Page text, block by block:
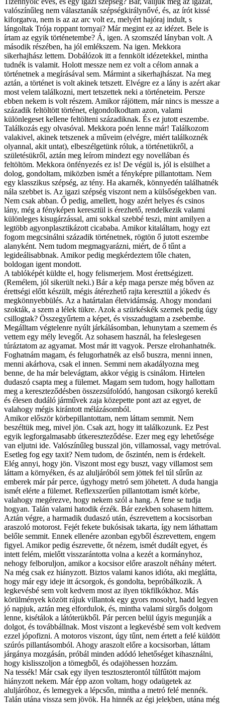
valószínűleg nem választanák szépségkirálynővé, és, az írót kissé
kiforgatva, nem is az az arc volt ez, melyért hajóraj indult, s
lángoltak Trója roppant tornyai? Már megint ez az idézet. Bele is
írtam az egyik történetembe? Á, igen. A szomszéd lányban volt. A
második részében, ha jól emlékszem. Na igen. Mekkora
sikerhajhász lettem. Dobálózok itt a fennkölt idézetekkel, mintha
tudnék is valamit. Holott messze nem ez volt a célom annak a
történetnek a megírásával sem. Mármint a sikerhajhászat. Na meg
aztán, a történet is volt akinek tetszett. Elvégre ez a lány is azért akar
most velem találkozni, mert tetszettek neki a történeteim. Persze
ebben nekem is volt részem. Amikor rájöttem, már nincs is messze a
századik feltöltött történet, elgondolkodtam azon, valami
különlegeset kellene feltölteni századiknak. És ez jutott eszembe.
Találkozás egy olvasóval. Mekkora poén lenne már! Találkozom
valakivel, akinek tetszenek a műveim (elvégre, miért találkoznék
olyannal, akit untat), elbeszélgetünk róluk, a történetükről, a
születésükről, aztán meg leírom mindezt egy novellában és
feltöltöm. Mekkora önfényezés ez is! De végül is, jól is elsülhet a
dolog, gondoltam, miközben ismét a fényképre pillantottam. Nem
egy klasszikus szépség, az tény. Ha akarnék, könnyedén találhatnék
nála szebbet is. Az igazi szépség viszont nem a külsőségekben van.
Nem csak abban. Ő pedig, amellett, hogy azért helyes és csinos
lány, még a fényképen keresztül is érezhető, rendelkezik valami
különleges kisugárzással, ami sokkal szebbé teszi, mint amilyen a
legtöbb agyonplasztikázott cicababa. Amikor kitaláltam, hogy ezt
fogom megcsinálni századik történetnek, rögtön ő jutott eszembe
alanyként. Nem tudom megmagyarázni, miért, de ő tűnt a
legideálisabbnak. Amikor pedig megkérdeztem tőle chaten,
boldogan igent mondott.
A tablóképét küldte el, hogy felismerjem. Most érettségizett.
(Remélem, jól sikerült neki.) Bár a kép maga persze még bőven az
érettségi előtt készült, mégis átérezhető rajta keresztül a jókedv és
megkönnyebbülés. Az a határtalan életvidámság. Ahogy mondani
szokták, a szem a lélek tükre. Azok a szürkéskék szemek pedig úgy
csillogtak? Összegyűrtem a képet, és visszadugtam a zsebembe.
Megálltam végtelenre nyúlt járkálásomban, lehunytam a szemem és
vettem egy mély levegőt. Az sohasem használ, ha feleslegesen
túráztatom az agyamat. Most már itt vagyok. Persze elrohanhatnék.
Foghatnám magam, és felugorhatnék az első buszra, menni innen,
menni akárhova, csak el innen. Semmi nem akadályozna meg
benne, de ha már belevágtam, akkor végig is csinálom. Hirtelen
dudaszó csapta meg a fülemet. Magam sem tudom, hogy hallottam
meg a kereszteződésben összezsúfolódó, hangosan csikorgó kerekű
és élesen dudáló járművek zaja közepette pont azt az egyet, de
valahogy mégis kirántott mélázásomból.
Amikor először körbepillantottam, nem láttam semmit. Nem
beszéltük meg, mivel jön. Csak azt, hogy itt találkozunk. Ez Pest
egyik legforgalmasabb útkereszteződése. Ezer meg egy lehetősége
van eljutni ide. Valószínűleg busszal jön, villamossal, vagy metróval.
Esetleg fog egy taxit? Nem tudom, de őszintén, nem is érdekelt.
Elég annyi, hogy jön. Viszont most egy buszt, vagy villamost sem
láttam a környéken, és az aluljáróból sem jöttek fel túl sűrűn az
emberek már pár perce, úgyhogy metró sem jöhetett. A duda hangja
ismét elérte a fülemet. Reflexszerűen pillantottam ismét körbe,
valahogy megérezve, hogy nekem szól a hang. A fene se tudja
hogyan. Talán valami hatodik érzék. Bár ezekben sohasem hittem.
Aztán végre, a harmadik dudaszó után, észrevettem a kocsisorban
araszoló motorost. Fejét fekete bukósisak takarta, így nem láthattam
belőle semmit. Ennek ellenére azonban egyből észrevettem, engem
figyel. Amikor pedig észrevette, őt nézem, ismét dudált egyet, és
intett felém, mielőtt visszarántotta volna a kezét a kormányhoz,
nehogy felboruljon, amikor a kocsisor előre araszolt néhány métert.
Na még csak ez hiányzott. Biztos valami kanos idióta, aki meglátta,
hogy már egy ideje itt ácsorgok, és gondolta, bepróbálkozik. A
legkevésbé sem volt kedvem most az ilyen tökfilkókhoz. Más
körülmények között rájuk villantok egy gyors mosolyt, hadd legyen
jó napjuk, aztán meg elfordulok, és, mintha valami sürgős dolgom
lenne, kisétálok a látóterükből. Pár percen belül úgyis megunják a
dolgot, és továbbállnak. Most viszont a legkevésbé sem volt kedvem
ezzel jópofizni. A motoros viszont, úgy tűnt, nem értett a felé küldött
szúrós pillantásomból. Ahogy araszolt előre a kocsisorban, láttam
járgánya mozgásán, próbál minden adódó lehetőséget kihasználni,
hogy kislisszoljon a tömegből, és odajöhessen hozzám.
Na tessék! Már csak egy ilyen tesztoszterontól túlfűtött majom
hiányzott nekem. Már épp azon voltam, hogy odaügetek az
aluljáróhoz, és lemegyek a lépcsőn, mintha a metró felé mennék.
Talán utána vissza sem jövök. Ha hinnék az égi jelekben, utána még